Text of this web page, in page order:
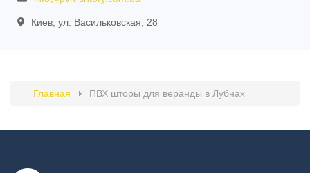
Киев, ул. Васильковская, 28
Главная ПВХ шторы для веранды в Лубнах